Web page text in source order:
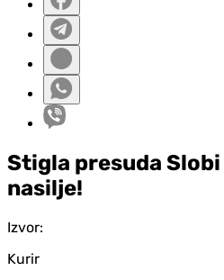
Stigla presuda Slobi
nasilje!
Izvor:
Kurir